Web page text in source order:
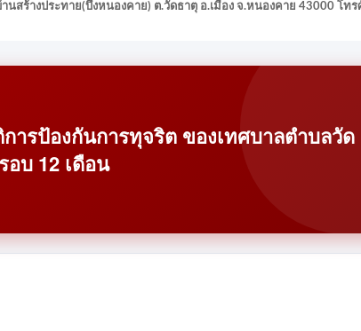
นสร้างประทาย(บึงหนองคาย) ต.วัดธาตุ อ.เมือง จ.หนองคาย 43000 โ
ารป้องกันการทุจริต ของเทศบาลตำบลวัด
อบ 12 เดือน